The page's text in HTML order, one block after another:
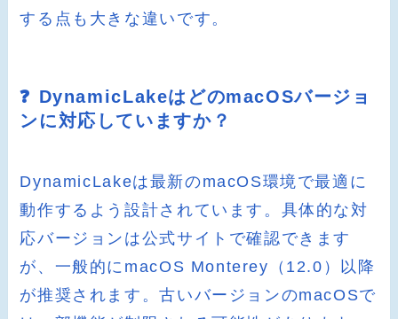
する点も大きな違いです。
❓ DynamicLakeはどのmacOSバージョ
ンに対応していますか？
DynamicLakeは最新のmacOS環境で最適に
動作するよう設計されています。具体的な対
応バージョンは公式サイトで確認できます
が、一般的にmacOS Monterey（12.0）以降
が推奨されます。古いバージョンのmacOSで